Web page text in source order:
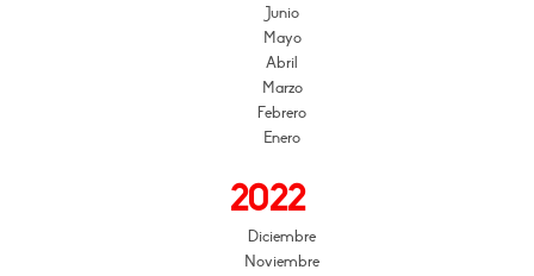
Junio
Mayo
Abril
Marzo
Febrero
Enero
2022
Diciembre
Noviembre